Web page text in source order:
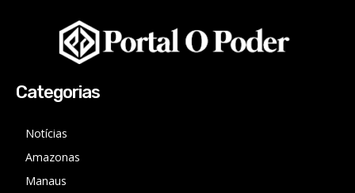
Categorias
Notícias
Amazonas
Manaus